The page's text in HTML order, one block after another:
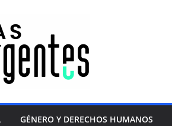
GÉNERO Y DERECHOS HUMANOS